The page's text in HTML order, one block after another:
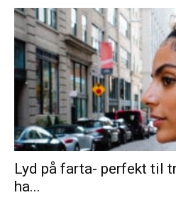
Lyd på farta- perfekt til
ha...